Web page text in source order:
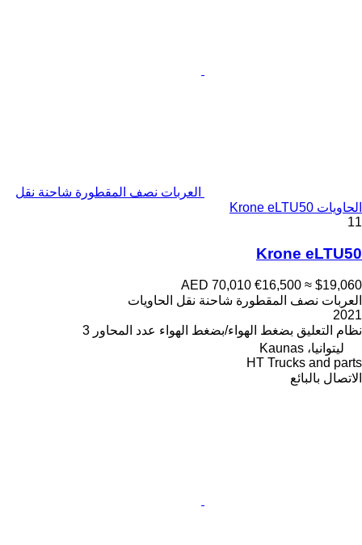
العربات نصف المقطورة شاحنة نقل
الحاويات Krone eLTU50
11
Krone eLTU50
AED 70,010 €16,500 ≈ $19,060
العربات نصف المقطورة شاحنة نقل الحاويات
2021
نظام التعليق بضغط الهواء/بضغط الهواء عدد المحاور 3
ليتوانيا، Kaunas
HT Trucks and parts
الاتصال بالبائع